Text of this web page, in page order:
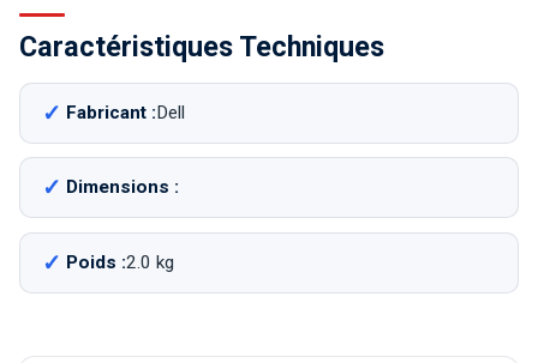
Caractéristiques Techniques
Fabricant :Dell
Dimensions :
Poids :2.0 kg